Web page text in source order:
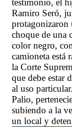
testimonio, el
Ramiro Seró,
protagonizaron
choque de una
color negro,
camioneta está
la Corte
que debe estar
al uso
Palio,
subiendo a la
un local y